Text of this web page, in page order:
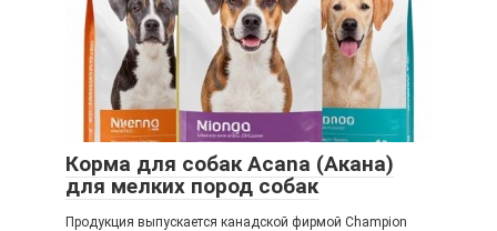
Корма для собак Acana (Акана)
для мелких пород собак
Продукция выпускается канадской фирмой Champion